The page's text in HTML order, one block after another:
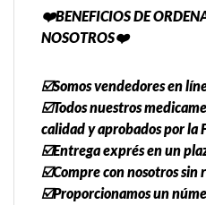
❤️BENEFICIOS DE
NOSOTROS❤️
☑️Somos vendedores en
☑️Todos nuestros
calidad y aprobados por la
☑️Entrega exprés en un
☑️Compre con nosotros sin
☑️Proporcionamos un